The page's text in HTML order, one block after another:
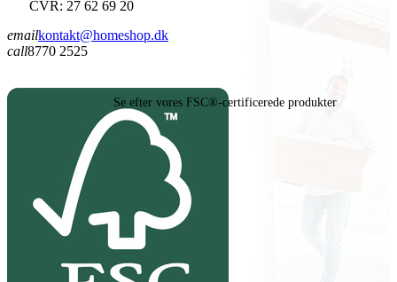
CVR: 27 62 69 20
emailkontakt@homeshop.dk
call8770 2525
Se efter vores FSC®-certificerede produkter